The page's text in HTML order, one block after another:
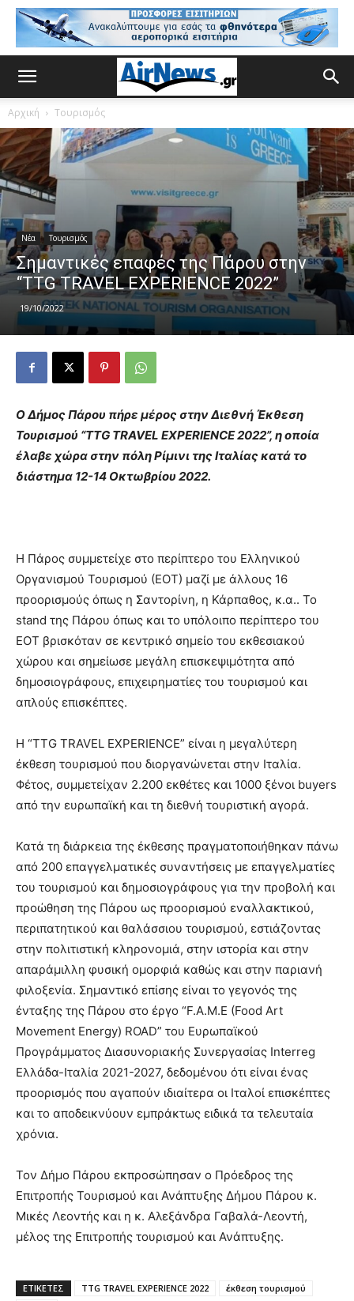
Αρχική Τουρισμός
Νέα Τουρισμός
Σημαντικές επαφές της Πάρου στην
“TTG TRAVEL EXPERIENCE 2022”
19/10/2022
Ο Δήμος Πάρου πήρε μέρος στην Διεθνή Έκθεση
Τουρισμού “TTG TRAVEL EXPERIENCE 2022”, η οποία
έλαβε χώρα στην πόλη Ρίμινι της Ιταλίας κατά το
διάστημα 12-14 Οκτωβρίου 2022.
Η Πάρος συμμετείχε στο περίπτερο του Ελληνικού
Οργανισμού Τουρισμού (ΕΟΤ) μαζί με άλλους 16
προορισμούς όπως η Σαντορίνη, η Κάρπαθος, κ.α.. Το
stand της Πάρου όπως και το υπόλοιπο περίπτερο του
ΕΟΤ βρισκόταν σε κεντρικό σημείο του εκθεσιακού
χώρου και σημείωσε μεγάλη επισκεψιμότητα από
δημοσιογράφους, επιχειρηματίες του τουρισμού και
απλούς επισκέπτες.
Η “TTG TRAVEL EXPERIENCE” είναι η μεγαλύτερη
έκθεση τουρισμού που διοργανώνεται στην Ιταλία.
Φέτος, συμμετείχαν 2.200 εκθέτες και 1000 ξένοι buyers
από την ευρωπαϊκή και τη διεθνή τουριστική αγορά.
Κατά τη διάρκεια της έκθεσης πραγματοποιήθηκαν πάνω
από 200 επαγγελματικές συναντήσεις με επαγγελματίες
του τουρισμού και δημοσιογράφους για την προβολή και
προώθηση της Πάρου ως προορισμού εναλλακτικού,
περιπατητικού και θαλάσσιου τουρισμού, εστιάζοντας
στην πολιτιστική κληρονομιά, στην ιστορία και στην
απαράμιλλη φυσική ομορφιά καθώς και στην παριανή
φιλοξενία. Σημαντικό επίσης είναι το γεγονός της
ένταξης της Πάρου στο έργο “F.A.M.E (Food Art
Movement Energy) ROAD” του Ευρωπαϊκού
Προγράμματος Διασυνοριακής Συνεργασίας Interreg
Ελλάδα-Ιταλία 2021-2027, δεδομένου ότι είναι ένας
προορισμός που αγαπούν ιδιαίτερα οι Ιταλοί επισκέπτες
και το αποδεικνύουν εμπράκτως ειδικά τα τελευταία
χρόνια.
Τον Δήμο Πάρου εκπροσώπησαν ο Πρόεδρος της
Επιτροπής Τουρισμού και Ανάπτυξης Δήμου Πάρου κ.
Μικές Λεοντής και η κ. Αλεξάνδρα Γαβαλά-Λεοντή,
μέλος της Επιτροπής τουρισμού και Ανάπτυξης.
ΕΤΙΚΕΤΕΣ TTG TRAVEL EXPERIENCE 2022
έκθεση τουρισμού